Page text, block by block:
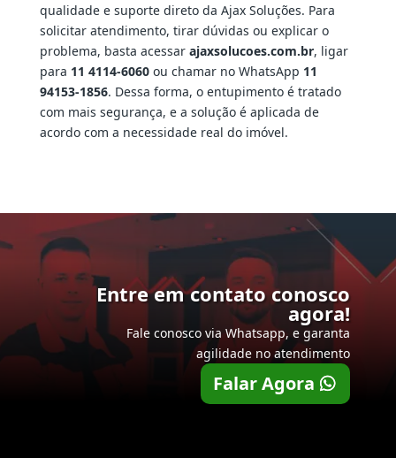
qualidade e suporte direto da Ajax Soluções. Para
solicitar atendimento, tirar dúvidas ou explicar o
problema, basta acessar ajaxsolucoes.com.br, ligar
para 11 4114-6060ou chamar no WhatsApp 11
94153-1856. Dessa forma, o entupimento é tratado
com mais segurança, e a solução é aplicada de
acordo com a necessidade real do imóvel.
Entre em contato conosco
agora!
Fale conosco via Whatsapp, e garanta
agilidade no atendimento
Falar Agora